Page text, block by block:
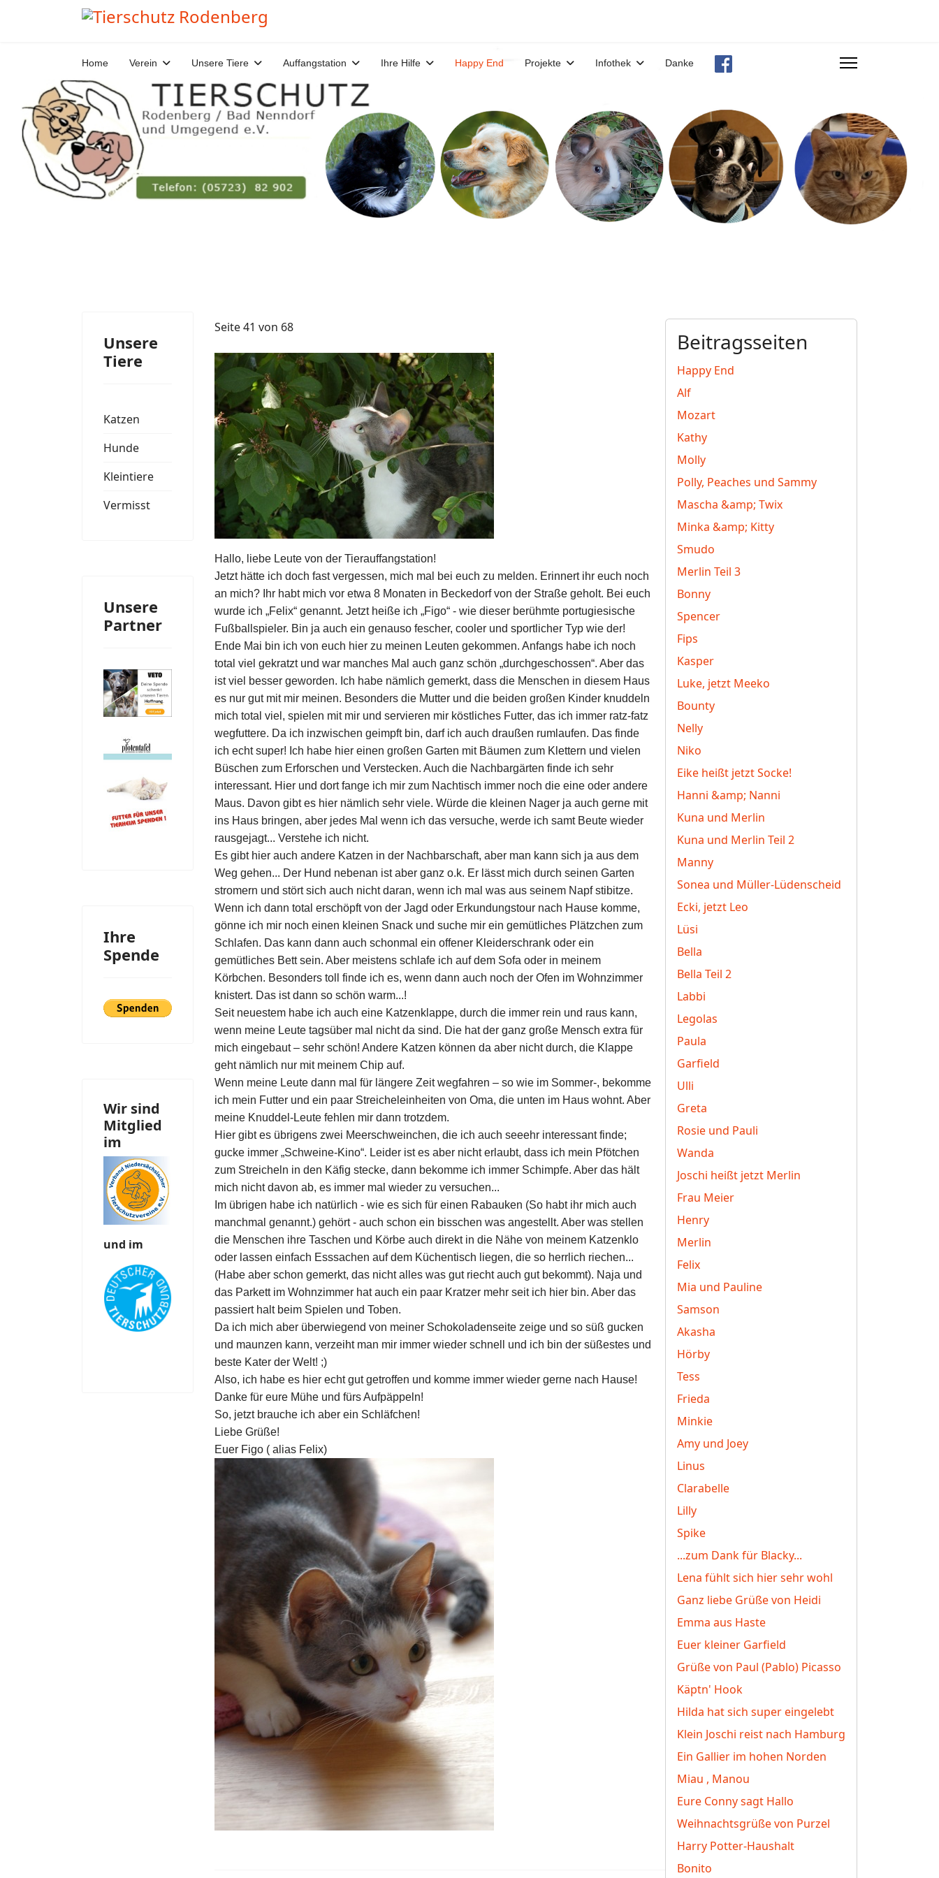
Home Verein Unsere Tiere Auffangstation Ihre Hilfe Happy End Projekte Infothek Danke
Unsere
Tiere
Katzen
Hunde
Kleintiere
Vermisst
Unsere
Partner
Ihre
Spende
Wir sind
Mitglied
im
und im
Beitragsseiten
Happy End
Alf
Mozart
Kathy
Molly
Polly, Peaches und Sammy
Mascha &amp; Twix
Minka &amp; Kitty
Smudo
Merlin Teil 3
Bonny
Spencer
Fips
Kasper
Luke, jetzt Meeko
Bounty
Nelly
Niko
Eike heißt jetzt Socke!
Hanni &amp; Nanni
Kuna und Merlin
Kuna und Merlin Teil 2
Manny
Sonea und Müller-Lüdenscheid
Ecki, jetzt Leo
Lüsi
Bella
Bella Teil 2
Labbi
Legolas
Paula
Garfield
Ulli
Greta
Rosie und Pauli
Wanda
Joschi heißt jetzt Merlin
Frau Meier
Henry
Merlin
Felix
Mia und Pauline
Samson
Akasha
Hörby
Tess
Frieda
Minkie
Amy und Joey
Linus
Clarabelle
Lilly
Spike
...zum Dank für Blacky...
Lena fühlt sich hier sehr wohl
Ganz liebe Grüße von Heidi
Emma aus Haste
Euer kleiner Garfield
Grüße von Paul (Pablo) Picasso
Käptn' Hook
Hilda hat sich super eingelebt
Klein Joschi reist nach Hamburg
Ein Gallier im hohen Norden
Miau , Manou
Eure Conny sagt Hallo
Weihnachtsgrüße von Purzel
Harry Potter-Haushalt
Bonito
Seite 41 von 68
Hallo, liebe Leute von der Tierauffangstation!
Jetzt hätte ich doch fast vergessen, mich mal bei euch zu melden. Erinnert ihr euch noch
an mich? Ihr habt mich vor etwa 8 Monaten in Beckedorf von der Straße geholt. Bei euch
wurde ich „Felix“ genannt. Jetzt heiße ich „Figo“ - wie dieser berühmte portugiesische
Fußballspieler. Bin ja auch ein genauso fescher, cooler und sportlicher Typ wie der!
Ende Mai bin ich von euch hier zu meinen Leuten gekommen. Anfangs habe ich noch
total viel gekratzt und war manches Mal auch ganz schön „durchgeschossen“. Aber das
ist viel besser geworden. Ich habe nämlich gemerkt, dass die Menschen in diesem Haus
es nur gut mit mir meinen. Besonders die Mutter und die beiden großen Kinder knuddeln
mich total viel, spielen mit mir und servieren mir köstliches Futter, das ich immer ratz-fatz
wegfuttere. Da ich inzwischen geimpft bin, darf ich auch draußen rumlaufen. Das finde
ich echt super! Ich habe hier einen großen Garten mit Bäumen zum Klettern und vielen
Büschen zum Erforschen und Verstecken. Auch die Nachbargärten finde ich sehr
interessant. Hier und dort fange ich mir zum Nachtisch immer noch die eine oder andere
Maus. Davon gibt es hier nämlich sehr viele. Würde die kleinen Nager ja auch gerne mit
ins Haus bringen, aber jedes Mal wenn ich das versuche, werde ich samt Beute wieder
rausgejagt... Verstehe ich nicht.
Es gibt hier auch andere Katzen in der Nachbarschaft, aber man kann sich ja aus dem
Weg gehen... Der Hund nebenan ist aber ganz o.k. Er lässt mich durch seinen Garten
stromern und stört sich auch nicht daran, wenn ich mal was aus seinem Napf stibitze.
Wenn ich dann total erschöpft von der Jagd oder Erkundungstour nach Hause komme,
gönne ich mir noch einen kleinen Snack und suche mir ein gemütliches Plätzchen zum
Schlafen. Das kann dann auch schonmal ein offener Kleiderschrank oder ein
gemütliches Bett sein. Aber meistens schlafe ich auf dem Sofa oder in meinem
Körbchen. Besonders toll finde ich es, wenn dann auch noch der Ofen im Wohnzimmer
knistert. Das ist dann so schön warm...!
Seit neuestem habe ich auch eine Katzenklappe, durch die immer rein und raus kann,
wenn meine Leute tagsüber mal nicht da sind. Die hat der ganz große Mensch extra für
mich eingebaut – sehr schön! Andere Katzen können da aber nicht durch, die Klappe
geht nämlich nur mit meinem Chip auf.
Wenn meine Leute dann mal für längere Zeit wegfahren – so wie im Sommer-, bekomme
ich mein Futter und ein paar Streicheleinheiten von Oma, die unten im Haus wohnt. Aber
meine Knuddel-Leute fehlen mir dann trotzdem.
Hier gibt es übrigens zwei Meerschweinchen, die ich auch seeehr interessant finde;
gucke immer „Schweine-Kino“. Leider ist es aber nicht erlaubt, dass ich mein Pfötchen
zum Streicheln in den Käfig stecke, dann bekomme ich immer Schimpfe. Aber das hält
mich nicht davon ab, es immer mal wieder zu versuchen...
Im übrigen habe ich natürlich - wie es sich für einen Rabauken (So habt ihr mich auch
manchmal genannt.) gehört - auch schon ein bisschen was angestellt. Aber was stellen
die Menschen ihre Taschen und Körbe auch direkt in die Nähe von meinem Katzenklo
oder lassen einfach Esssachen auf dem Küchentisch liegen, die so herrlich riechen...
(Habe aber schon gemerkt, das nicht alles was gut riecht auch gut bekommt). Naja und
das Parkett im Wohnzimmer hat auch ein paar Kratzer mehr seit ich hier bin. Aber das
passiert halt beim Spielen und Toben.
Da ich mich aber überwiegend von meiner Schokoladenseite zeige und so süß gucken
und maunzen kann, verzeiht man mir immer wieder schnell und ich bin der süßestes und
beste Kater der Welt! ;)
Also, ich habe es hier echt gut getroffen und komme immer wieder gerne nach Hause!
Danke für eure Mühe und fürs Aufpäppeln!
So, jetzt brauche ich aber ein Schläfchen!
Liebe Grüße!
Euer Figo ( alias Felix)